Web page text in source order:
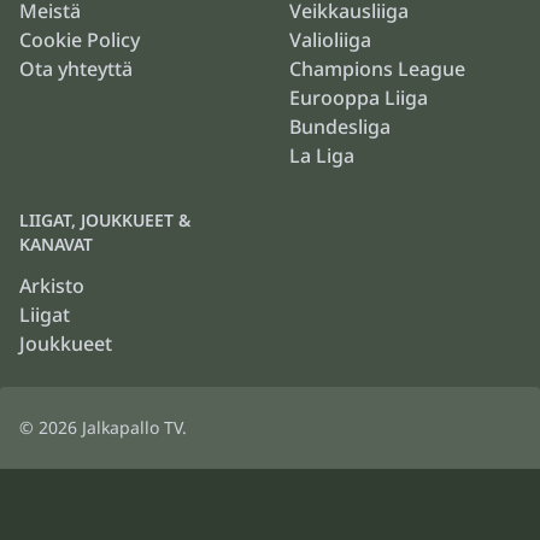
Meistä
Cookie Policy
Ota yhteyttä
Veikkausliiga
Valioliiga
Champions League
Eurooppa Liiga
Bundesliga
La Liga
LIIGAT, JOUKKUEET &
KANAVAT
Arkisto
Liigat
Joukkueet
© 2026 Jalkapallo TV.